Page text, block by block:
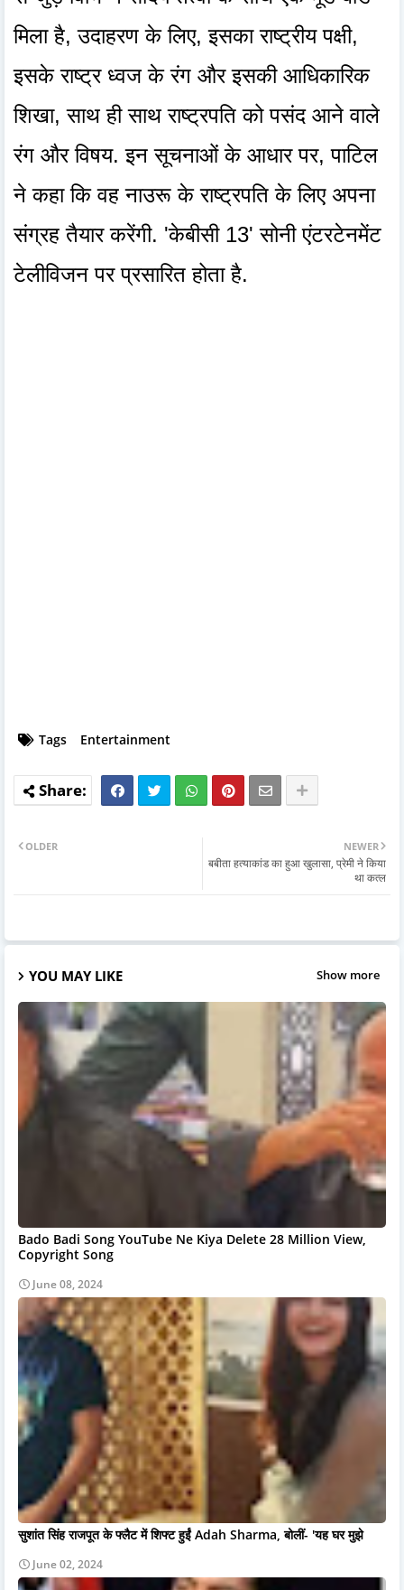
मिला है, उदाहरण के लिए, इसका राष्ट्रीय पक्षी,
इसके राष्ट्र ध्वज के रंग और इसकी आधिकारिक
शिखा, साथ ही साथ राष्ट्रपति को पसंद आने वाले
रंग और विषय. इन सूचनाओं के आधार पर, पाटिल
ने कहा कि वह नाउरू के राष्ट्रपति के लिए अपना
संग्रह तैयार करेंगी. 'केबीसी 13' सोनी एंटरटेनमेंट
टेलीविजन पर प्रसारित होता है.
Tags Entertainment
NEWER
बबीता हत्याकांड का हुआ खुलासा, प्रेमी ने किया
था कत्ल
OLDER
YOU MAY LIKE Show more
Bado Badi Song YouTube Ne Kiya Delete 28 Million View,
Copyright Song
June 08, 2024
सुशांत सिंह राजपूत के फ्लैट में शिफ्ट हुईं Adah Sharma, बोलीं- 'यह घर मुझे
June 02, 2024